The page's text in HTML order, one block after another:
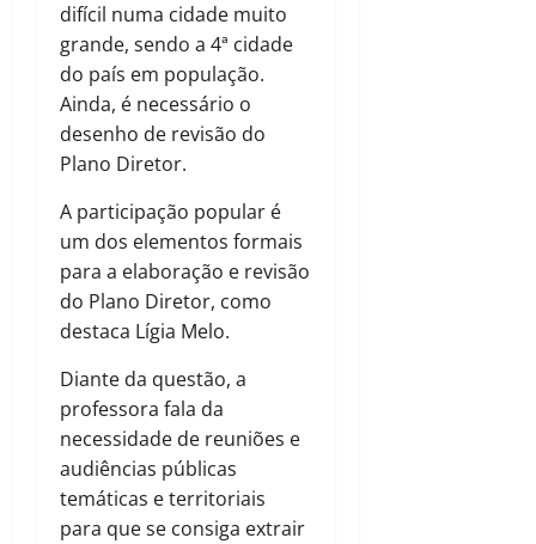
difícil numa cidade muito
grande, sendo a 4ª cidade
do país em população.
Ainda, é necessário o
desenho de revisão do
Plano Diretor.
A participação popular é
um dos elementos formais
para a elaboração e revisão
do Plano Diretor, como
destaca Lígia Melo.
Diante da questão, a
professora fala da
necessidade de reuniões e
audiências públicas
temáticas e territoriais
para que se consiga extrair